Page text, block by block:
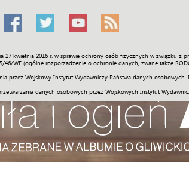
27 kwietnia 2016 r. w sprawie ochrony osób fizycznych w związku
46/WE (ogólne rozporządzenie o ochronie danych, zwane także
przez Wojskowy Instytut Wydawniczy Państwa danych osobowych.
danych osobowych przez Wojskowych Instytut
Sport Historia Galerie Wideo